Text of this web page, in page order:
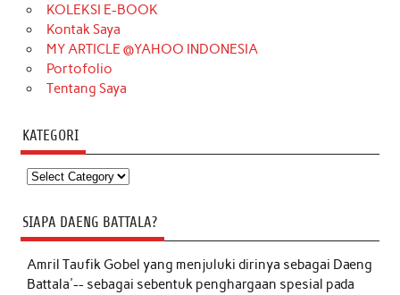
KOLEKSI E-BOOK
Kontak Saya
MY ARTICLE @YAHOO INDONESIA
Portofolio
Tentang Saya
KATEGORI
Kategori
SIAPA DAENG BATTALA?
Amril Taufik Gobelyang menjuluki dirinya sebagai Daeng
Battala'-- sebagai sebentuk penghargaan spesial pada